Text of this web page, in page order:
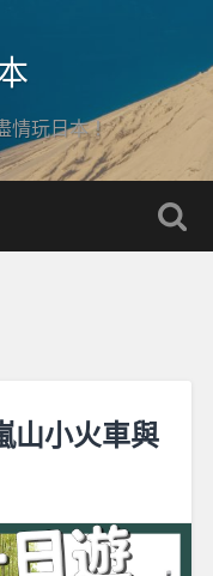
情玩日本！
山小火車與